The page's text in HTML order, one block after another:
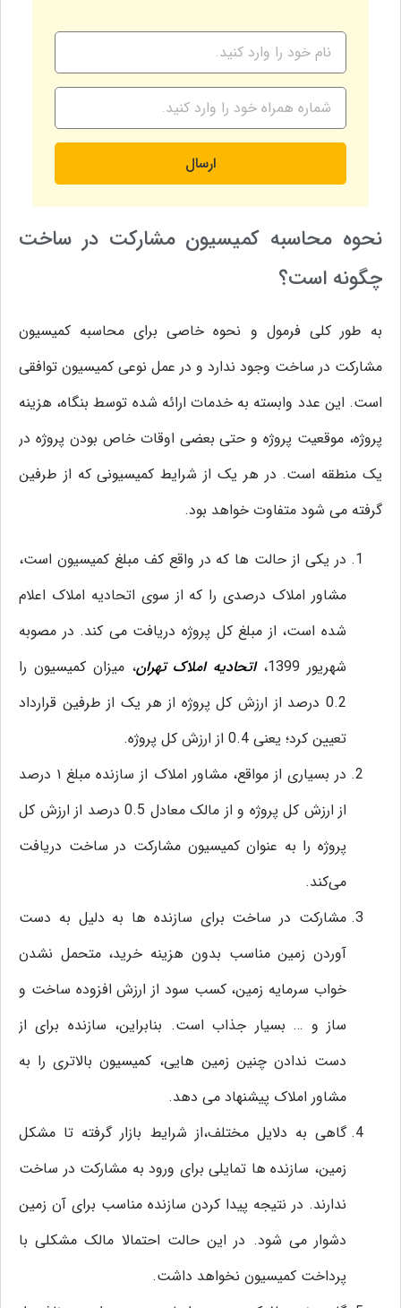
ارسال
نحوه محاسبه کمیسیون مشارکت در ساخت
چگونه است؟
به طور کلی فرمول و نحوه خاصی برای محاسبه کمیسیون
مشارکت در ساخت وجود ندارد و در عمل نوعی کمیسیون توافقی
است. این عدد وابسته به خدمات ارائه شده توسط بنگاه، هزینه
پروژه، موقعیت پروژه و حتی بعضی اوقات خاص بودن پروژه در
یک منطقه است. در هر یک از شرایط کمیسیونی که از طرفین
گرفته می شود متفاوت خواهد بود.
در یکی از حالت ‌ها که در واقع کف مبلغ کمیسیون است،
مشاور املاک درصدی را که از سوی اتحادیه املاک اعلام
شده است، از مبلغ کل پروژه دریافت می کند. در مصوبه
شهریور 1399،
اتحادیه املاک تهران، میزان کمیسیون را
0.2 درصد از ارزش کل پروژه از هر یک از طرفین قرارداد
تعیین کرد؛ یعنی 0.4 از ارزش کل پروژه.
در بسیاری از مواقع، مشاور املاک از سازنده مبلغ ۱ درصد
از ارزش کل پروژه و از مالک معادل 0.5 درصد از ارزش کل
پروژه را به عنوان کمیسیون مشارکت در ساخت دریافت
می‌کند.
مشارکت در ساخت برای سازنده ها به دلیل به دست
آوردن زمین مناسب بدون هزینه خرید، متحمل نشدن
خواب سرمایه زمین، کسب سود از ارزش افزوده ساخت و
ساز و … بسیار جذاب است. بنابراین، سازنده برای از
دست ندادن چنین زمین‌ هایی، کمیسیون بالاتری را به
مشاور املاک پیشنهاد می دهد.
گاهی به دلایل مختلف،از شرایط بازار گرفته تا مشکل
زمین، سازنده ‌ها تمایلی برای ورود به مشارکت در ساخت
ندارند. در نتیجه پیدا کردن سازنده مناسب برای آن زمین
دشوار می‌ شود. در این حالت احتمالا مالک مشکلی با
پرداخت کمیسیون نخواهد داشت.